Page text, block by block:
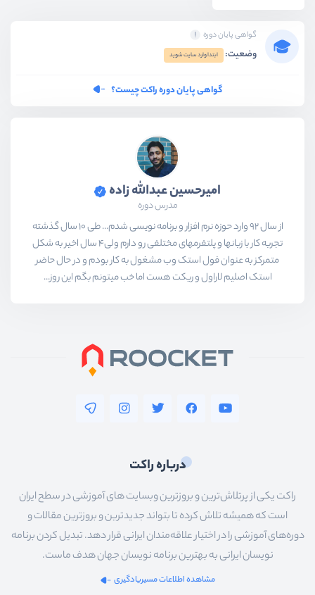
گواهی پایان دوره
وضعیت: ابتدا وارد سایت شوید
گواهی پایان دوره راکت چیست؟
امیرحسین عبدالله زاده
مدرس دوره
از سال 92 وارد حوزه نرم افزار و برنامه نویسی شدم... طی 10 سال گذشته
تجربه کار با زبانها و پلتفرمهای مختلفی رو دارم ولی4 سال اخیر به شکل
متمرکز به عنوان فول استک وب مشغول به کار بودم و در حال حاضر
استک اصلیم لاراول و ریکت هست اما خب میتونم بگم این روز...
درباره راکت
راکت یکی از پرتلاش‌ترین و بروزترین وبسایت های آموزشی در سطح ایران
است که همیشه تلاش کرده تا بتواند جدیدترین و بروزترین مقالات و
دوره‌های آموزشی را در اختیار علاقه‌مندان ایرانی قرار دهد. تبدیل کردن برنامه
نویسان ایرانی به بهترین برنامه نویسان جهان هدف ماست.
مشاهده اطلاعات مسیریادگیری